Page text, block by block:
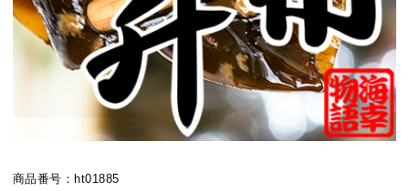
商品番号：ht01885